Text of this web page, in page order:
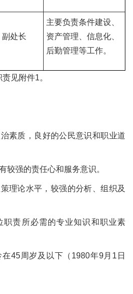
处长
主要负责条件建设、
资产管理、信息化、
后勤管理等工作。
责见附件1。
素质，良好的公民意识和职业道
较强的责任心和服务意识。
理论水平，较强的分析、组织及
职责所必需的专业知识和职业素
在45周岁及以下（ 1980年9月 1日